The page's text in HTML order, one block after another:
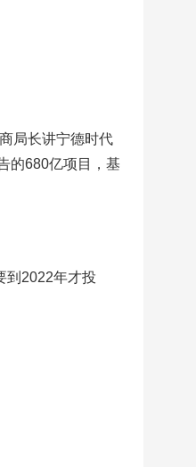
局长讲宁德时代
的680亿项目，基
到2022年才投